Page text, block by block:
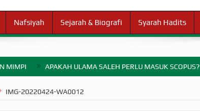
Nafsiyah Sejarah & Biografi Syarah Hadits
MIMPI APAKAH ULAMA SALEH PERLU MASUK SCOPUS?
IMG-20220424-WA0012